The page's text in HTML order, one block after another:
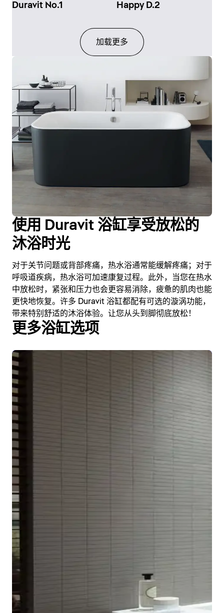
Duravit No.1 Happy D.2
加载更多
使用 Duravit 浴缸享受放松的
沐浴时光
对于关节问题或背部疼痛，热水浴通常能缓解疼痛；对于
呼吸道疾病，热水浴可加速康复过程。此外，当您在热水
中放松时，紧张和压力也会更容易消除，疲惫的肌肉也能
更快地恢复。许多 Duravit 浴缸都配有可选的漩涡功能，
带来特别舒适的沐浴体验。让您从头到脚彻底放松！
更多浴缸选项